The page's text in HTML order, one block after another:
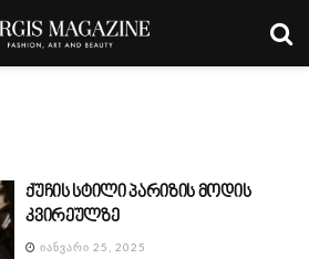
ქუჩის სტილი პარიზის მოდის
კვირეულზე
ᲘᲐᲜᲕᲐᲠᲘ 25, 2025